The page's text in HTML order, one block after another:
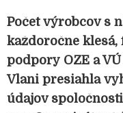
Počet výrobcov s
každoročne klesá,
podpory OZE a
Vlani presiahla
údajov